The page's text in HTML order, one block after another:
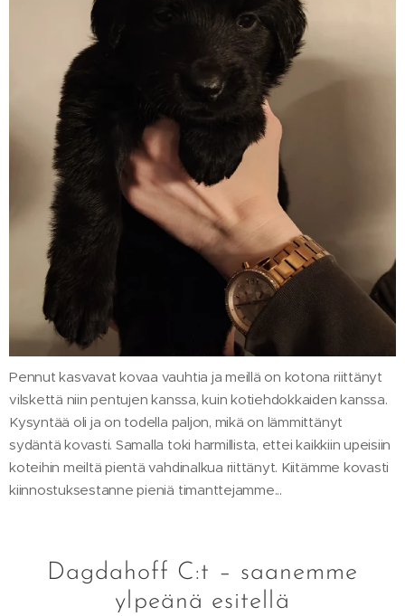
Pennut kasvavat kovaa vauhtia ja meillä on kotona riittänyt
vilskettä niin pentujen kanssa, kuin kotiehdokkaiden kanssa.
Kysyntää oli ja on todella paljon, mikä on lämmittänyt
sydäntä kovasti. Samalla toki harmillista, ettei kaikkiin upeisiin
koteihin meiltä pientä vahdinalkua riittänyt. Kiitämme kovasti
kiinnostuksestanne pieniä timanttejamme...
Dagdahoff C:t – saanemme
ylpeänä esitellä